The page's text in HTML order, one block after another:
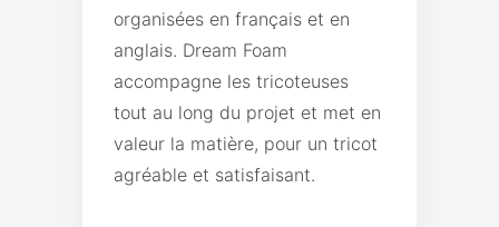
organisées en français et en
anglais. Dream Foam
accompagne les tricoteuses
tout au long du projet et met en
valeur la matière, pour un tricot
agréable et satisfaisant.